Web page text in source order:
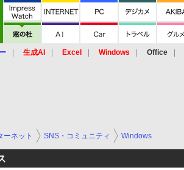
生成AI Excel Windows Office
ーネット SNS・コミュニティ Windows